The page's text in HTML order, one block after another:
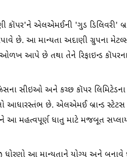
કૉપર'ને એલએમઈની 'ગુડ ડિલિવરી'
છે. આ માન્યતા અદાણી ગ્રુપના મેટલ્સ
આપે છે તથા તેને રિફાઇન્ડ કૉપરના
સીઇઓ અને કચ્છ કૉપર લિમિટેડના
આધારસ્તંભ છે. એલએમઈ બ્રાન્ડ
આ મહત્વપૂર્ણ ધાતુ માટે મજબૂત